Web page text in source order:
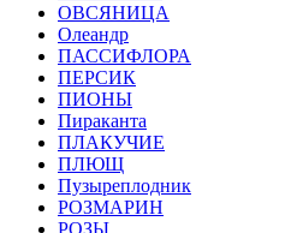
ОВСЯНИЦА
Олеандр
ПАССИФЛОРА
ПЕРСИК
ПИОНЫ
Пираканта
ПЛАКУЧИЕ
ПЛЮЩ
Пузыреплодник
РОЗМАРИН